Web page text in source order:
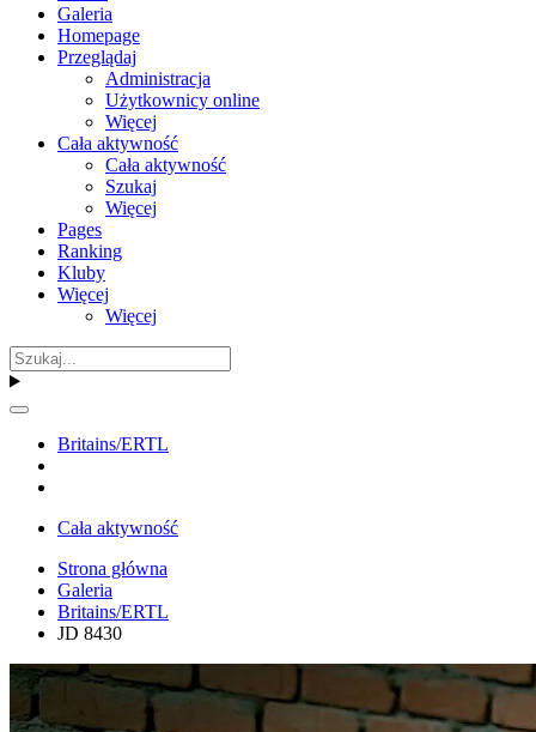
Galeria
Homepage
Przeglądaj
Administracja
Użytkownicy online
Więcej
Cała aktywność
Cała aktywność
Szukaj
Więcej
Pages
Ranking
Kluby
Więcej
Więcej
Britains/ERTL
Cała aktywność
Strona główna
Galeria
Britains/ERTL
JD 8430